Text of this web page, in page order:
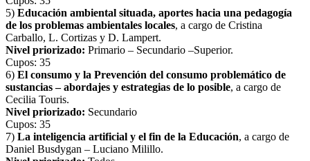
5) Educación ambiental situada, aportes hacia una pedagogía
de los problemas ambientales locales, a cargo de Cristina
Carballo, L. Cortizas y D. Lampert.
Nivel priorizado: Primario – Secundario –Superior.
Cupos: 35
6) El consumo y la Prevención del consumo problemático de
sustancias – abordajes y estrategias de lo posible, a cargo de
Cecilia Touris.
Nivel priorizado: Secundario
Cupos: 35
7) La inteligencia artificial y el fin de la Educación, a cargo de
Daniel Busdygan – Luciano Milillo.